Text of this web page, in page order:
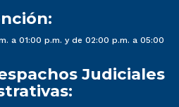
a 01:00 p.m. y de 02:00 p.m. a 05:00
Judiciales